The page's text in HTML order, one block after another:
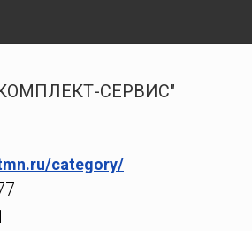
СЕРВИС"
category/